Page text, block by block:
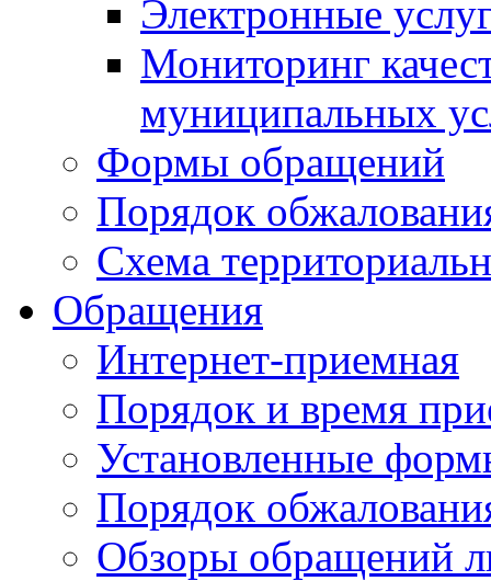
Электронные
Мониторинг
муниципальных
Формы обращений
Порядок
Схема
Обращения
Интернет-приемная
Порядок и время
Установленные
Порядок
Обзоры обращений